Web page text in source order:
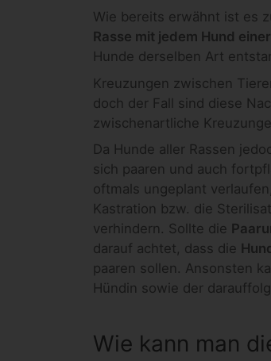
Wie bereits erwähnt ist es
Rasse mit jedem Hund
Hunde derselben Art
Kreuzungen zwischen
doch der Fall sind diese
zwischenartliche
Da Hunde aller Rassen
sich paaren und auch
oftmals ungeplant
Kastration bzw. die
verhindern. Sollte die
darauf achtet, dass die
paaren sollen. Ansonsten
Hündin sowie der
Wie kann man